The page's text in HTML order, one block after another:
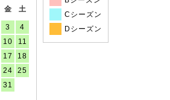
金 土
3
4
10
11
17
18
24
25
31
Cシーズン
Dシーズン